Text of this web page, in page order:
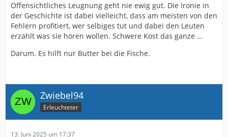
Offensichtliches Leugnung geht nie ewig gut. Die Ironie in
der Geschichte ist dabei vielleicht, dass am meisten von den
Fehlern profitiert, wer selbiges tut und dabei den Leuten
erzählt was sie hören wollen. Schwere Kost das ganze ...
Darum. Es hilft nur Butter bei die Fische.
Zwiebel94
Erleuchteter
13. Juni 2025 um 17:37